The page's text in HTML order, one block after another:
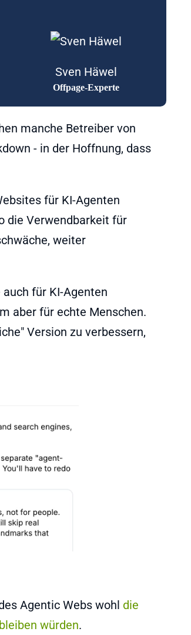
Sven Häwel
Offpage-Experte
manche Betreiber von
- in der Hoffnung, dass
für KI-Agenten
die Verwendbarkeit für
weiter
für KI-Agenten
aber für echte Menschen.
Version zu verbessern,
Agentic Webs wohl die
würden.